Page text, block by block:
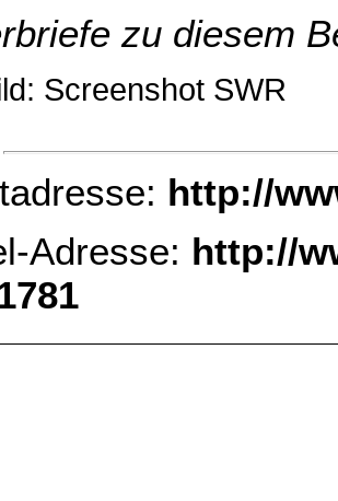
zu diesem
Screenshot SWR
http://
Adresse: http://